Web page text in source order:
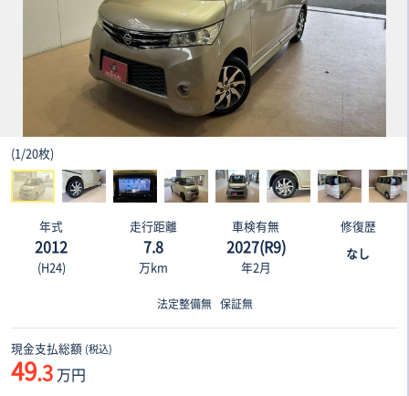
(1/20枚)
年式
2012
(H24)
走行距離
7.8
万km
車検有無
2027(R9)
年2月
修復歴
なし
法定整備無 保証無
現金支払総額 (税込)
49.3 万円